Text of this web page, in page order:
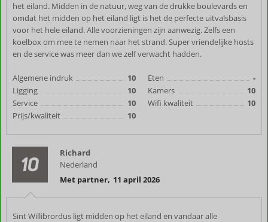
het eiland. Midden in de natuur, weg van de drukke boulevards en
omdat het midden op het eiland ligt is het de perfecte uitvalsbasis
voor het hele eiland. Alle voorzieningen zijn aanwezig. Zelfs een
koelbox om mee te nemen naar het strand. Super vriendelijke hosts
en de service was meer dan we zelf verwacht hadden.
Algemene indruk
10
Ligging
10
Service
10
Prijs/kwaliteit
10
Eten
-
Kamers
10
Wifi kwaliteit
10
10
Richard
Nederland
Met partner, 11 april 2026
Sint Willibrordus ligt midden op het eiland en vandaar alle